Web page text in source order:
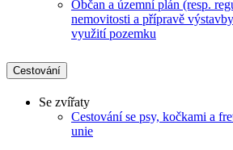
Občan a územní plán (resp.
nemovitosti a přípravě
využití pozemku
Cestování
Se zvířaty
Cestování se psy, kočkami a
unie